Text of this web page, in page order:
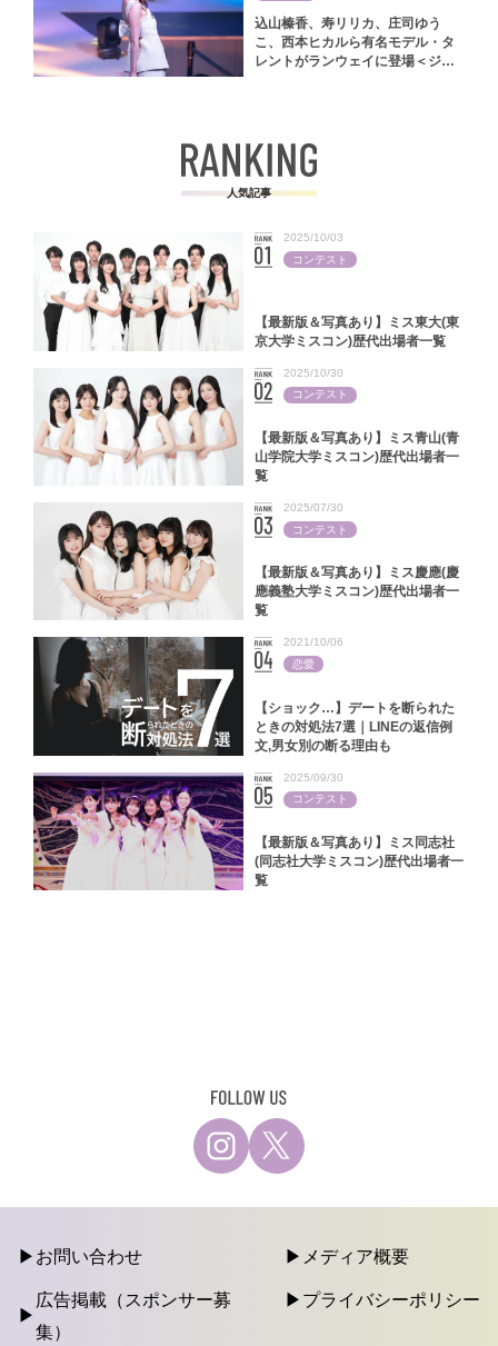
込山榛香、寿リリカ、庄司ゆう
こ、西本ヒカルら有名モデル・タ
レントがランウェイに登場＜ジャ
人気記事
【最新版＆写真あり】ミス東大(東
京大学ミスコン)歴代出場者一覧
2025/10/03
コンテスト
【最新版＆写真あり】ミス青山(青
山学院大学ミスコン)歴代出場者一
覧
2025/10/30
コンテスト
【最新版＆写真あり】ミス慶應(慶
應義塾大学ミスコン)歴代出場者一
覧
2025/07/30
コンテスト
【ショック…】デートを断られた
ときの対処法7選｜LINEの返信例
文,男女別の断る理由も
2021/10/06
恋愛
【最新版＆写真あり】ミス同志社
(同志社大学ミスコン)歴代出場者一
覧
2025/09/30
コンテスト
お問い合わせ メディア概要
広告掲載（スポンサー募
集）
プライバシーポリシー